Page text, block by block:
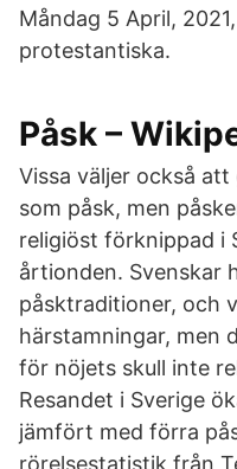
Måndag 5 April,
protestantiska.
Påsk –
Vissa väljer också
som påsk, men
religiöst förknippad i
årtionden. Svenskar
påsktraditioner, och
härstamningar, men
för nöjets skull inte
Resandet i Sverige
jämfört med förra
rörelsestatistik från